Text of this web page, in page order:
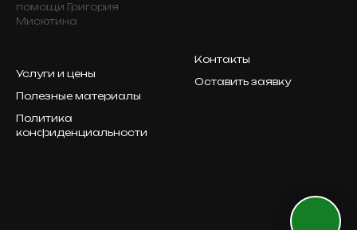
помощи Григория
Мисютина
Услуги и цены
Полезные материалы
Политика
конфиденциальности
Контакты
Оставить заявку